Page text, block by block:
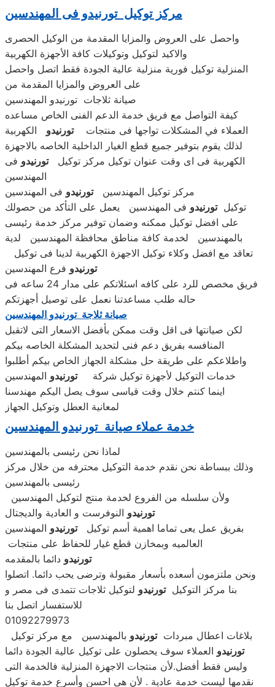
مركز توكيل تورنيدو فى المهندسين
واحصل على العروض والمزايا المقدمة من الوكيل الحصرى
والاكيد لتوكيل وتوكيلات كافة الأجهزة الكهربية
المنزلية توكيل فورية منزلية عالية الجودة فقط اتصل واحصل
على العروض والمزايا المقدمة من
صيانة ثلاجات تورنيدو المهندسين
كيفة التواصل مع فريق خدمة الدعم الفنى الخاص مساعده
العملاء في المشكلات تواجها فى منتجاتتورنيدو الكهربية
لذلك يقوم بتوفير جميع قطع الغيار الداخلية الخاصه بالاجهزة
الكهربية فى اى وقت عنوان توكيل مركز توكيلتورنيدو فى
المهندسين
مركز توكيل المهندسينتورنيدو فى المهندسين
توكيلتورنيدو فى المهندسين يعمل على التأكد من حصولك
على افضل توكيل ممكنه وضمان توفير مركز خدمة رئيسى
بالمهندسين لخدمة كافة مناطق محافظة المهندسين لدية
تعاقد مع افضل وكلاء توكيل الاجهزة الكهربية لدينا فى توكيل
تورنيدو فرع المهندسين
فريق مخصص للرد على كافه اسئلاتكم على مدار 24 ساعه فى
حاله طلب مساعدتنا نعمل على توصيل أجهزتكم
صيانة ثلاجة تورنيدو المهندسين
لكن صيانتها فى اقل وقت ممكن بأفضل الاسعار التى لاتقبل
المنافسه بفريق دعم فنى لتحديد المشكلة الخاصه بيكم
واطلاعكم على طريقة حل مشكلة الجهاز الخاص بيكم أطلبوا
خدمات التوكيل لأجهزة توكيل شركةتورنيدو المهندسين
اينما كنتم خلال وقت قياسى سوف يصل اليكم مهندسنا
لمعانية العطل وتوكيل الجهاز
خدمة عملاء صيانة تورنيدو المهندسين
لماذا نحن رئيسى بالمهندسين
وذلك ببساطة نحن نقدم خدمة التوكيل محترفه من خلال مركز
رئيسى بالمهندسين
ولأن سلسله من الفروع لخدمة منتج لتوكيل المهندسين
تورنيدو النوفرست و العادية والديجتال
بفريق عمل يعى تماما اهمية أسم توكيلتورنيدو المهندسين
العالميه وبمخازن قطع غيار للحفاظ على منتجات
تورنيدو دائما بالمقدمه
ونحن ملتزمون أسعده بأسعار مقبولة وترضى يحب دائما. اتصلوا
بنا مركز التوكيلتورنيدو لتوكيل ثلاجات تتمدى فى مصر و
للاستفسار اتصل بنا
01092279973
بلاغات اعطال مبرداتتورنيدو بالمهندسين مع مركز توكيل
تورنيدو العملاء سوف يحصلون على توكيل عالية الجودة دائما
وليس فقط أفضل.لأن منتجات الاجهزة المنزلية فالخدمة التى
نقدمها ليست خدمة عادية . لأن هى احسن وأسرع خدمة توكيل